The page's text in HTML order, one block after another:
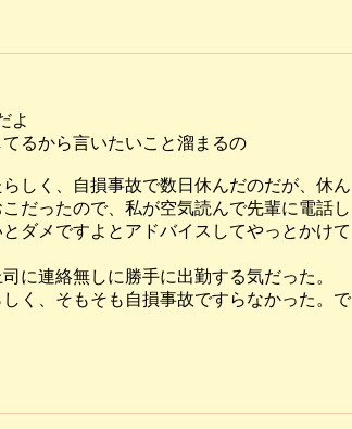
よ
るから言いたいこと溜まるの
しく、自損事故で数日休んだのだが、休ん
だったので、私が空気読んで先輩に電話し
ダメですよとアドバイスしてやっとかけて
に連絡無しに勝手に出勤する気だった。
く、そもそも自損事故ですらなかった。で